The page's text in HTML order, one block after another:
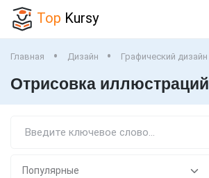
Top Kursy
Главная Дизайн Графический дизайн
Отрисовка иллюстраций